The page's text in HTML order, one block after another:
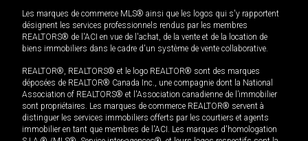
Les marques de commerce MLS® ainsi que les logos qui s'y rapportent
désignent les services professionnels rendus par les membres
REALTORS® de l'ACI en vue de l'achat, de la vente et de la location de
biens immobiliers dans le cadre d'un système de vente collaborative.
REALTOR®, REALTORS® et le logo REALTOR® sont des marques
déposées de REALTOR® Canada Inc., une compagnie dont la National
Association of REALTORS® et l'Association canadienne de l’immobilier
sont propriétaires. Les marques de commerce REALTOR® servent à
distinguer les services immobiliers offerts par les courtiers et agents
immobilier en tant que membres de l'ACI. Les marques d'homologation